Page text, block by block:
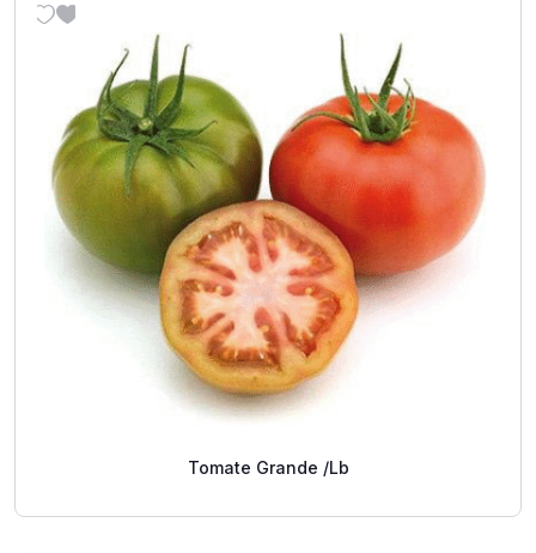
Tomate Grande /Lb